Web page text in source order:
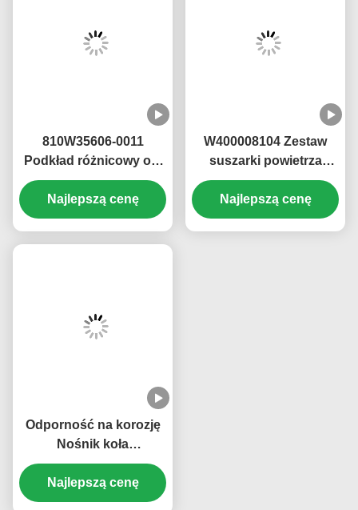
810W35606-0011
Podkład różnicowy osi
HD469-2510011 HOWO
Sitrak MCY13 Shacman
HD469
Najlepszą cenę
W400008104 Zestaw
suszarki powietrza
DZ96189361078
3511010-73A Suszarka
powietrza Assy FOR
Najlepszą cenę
Odporność na korozję
Nośnik koła
planetarnego
AZ712734001105 Części
zamienne do
Najlepszą cenę